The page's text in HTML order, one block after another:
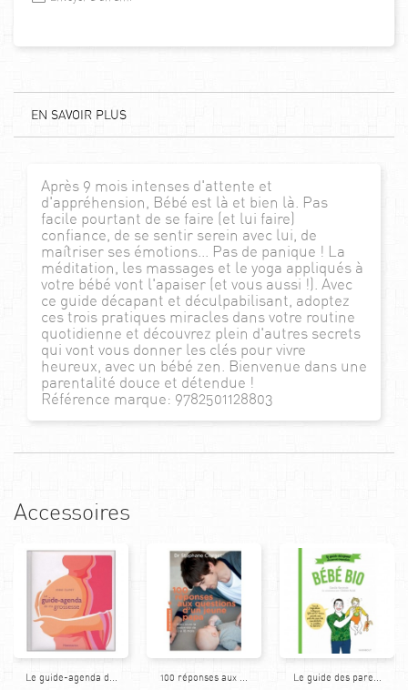
EN SAVOIR PLUS
Après 9 mois intenses d'attente et
d'appréhension, Bébé est là et bien là. Pas
facile pourtant de se faire (et lui faire)
confiance, de se sentir serein avec lui, de
maîtriser ses émotions... Pas de panique ! La
méditation, les massages et le yoga appliqués à
votre bébé vont l'apaiser (et vous aussi !). Avec
ce guide décapant et déculpabilisant, adoptez
ces trois pratiques miracles dans votre routine
quotidienne et découvrez plein d'autres secrets
qui vont vous donner les clés pour vivre
heureux, avec un bébé zen. Bienvenue dans une
parentalité douce et détendue !
Référence marque: 9782501128803
Accessoires
Le guide-agenda d... 100 réponses aux ... Le guide des pare...